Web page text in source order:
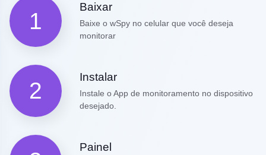
1
Baixar
Baixe o wSpy no celular que você deseja
monitorar
2
Instalar
Instale o App de monitoramento no dispositivo
desejado.
Painel